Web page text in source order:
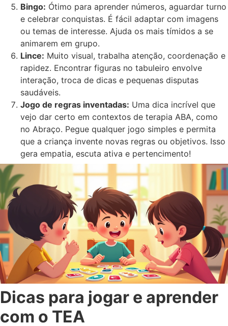
Bingo: Ótimo para aprender números, aguardar turno
e celebrar conquistas. É fácil adaptar com imagens
ou temas de interesse. Ajuda os mais tímidos a se
animarem em grupo.
Lince: Muito visual, trabalha atenção, coordenação e
rapidez. Encontrar figuras no tabuleiro envolve
interação, troca de dicas e pequenas disputas
saudáveis.
Jogo de regras inventadas: Uma dica incrível que
vejo dar certo em contextos de terapia ABA, como
no Abraço. Pegue qualquer jogo simples e permita
que a criança invente novas regras ou objetivos. Isso
gera empatia, escuta ativa e pertencimento!
Dicas para jogar e aprender
com o TEA